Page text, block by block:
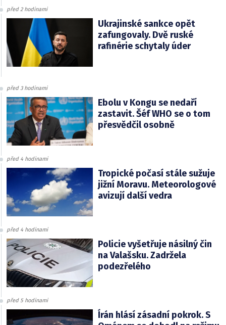
před 2 hodinami
Ukrajinské sankce opět
zafungovaly. Dvě ruské
rafinérie schytaly úder
před 3 hodinami
Ebolu v Kongu se nedaří
zastavit. Šéf WHO se o tom
přesvědčil osobně
před 4 hodinami
Tropické počasí stále sužuje
jižní Moravu. Meteorologové
avizují další vedra
před 4 hodinami
Policie vyšetřuje násilný čin
na Valašsku. Zadržela
podezřelého
před 5 hodinami
Írán hlásí zásadní pokrok. S